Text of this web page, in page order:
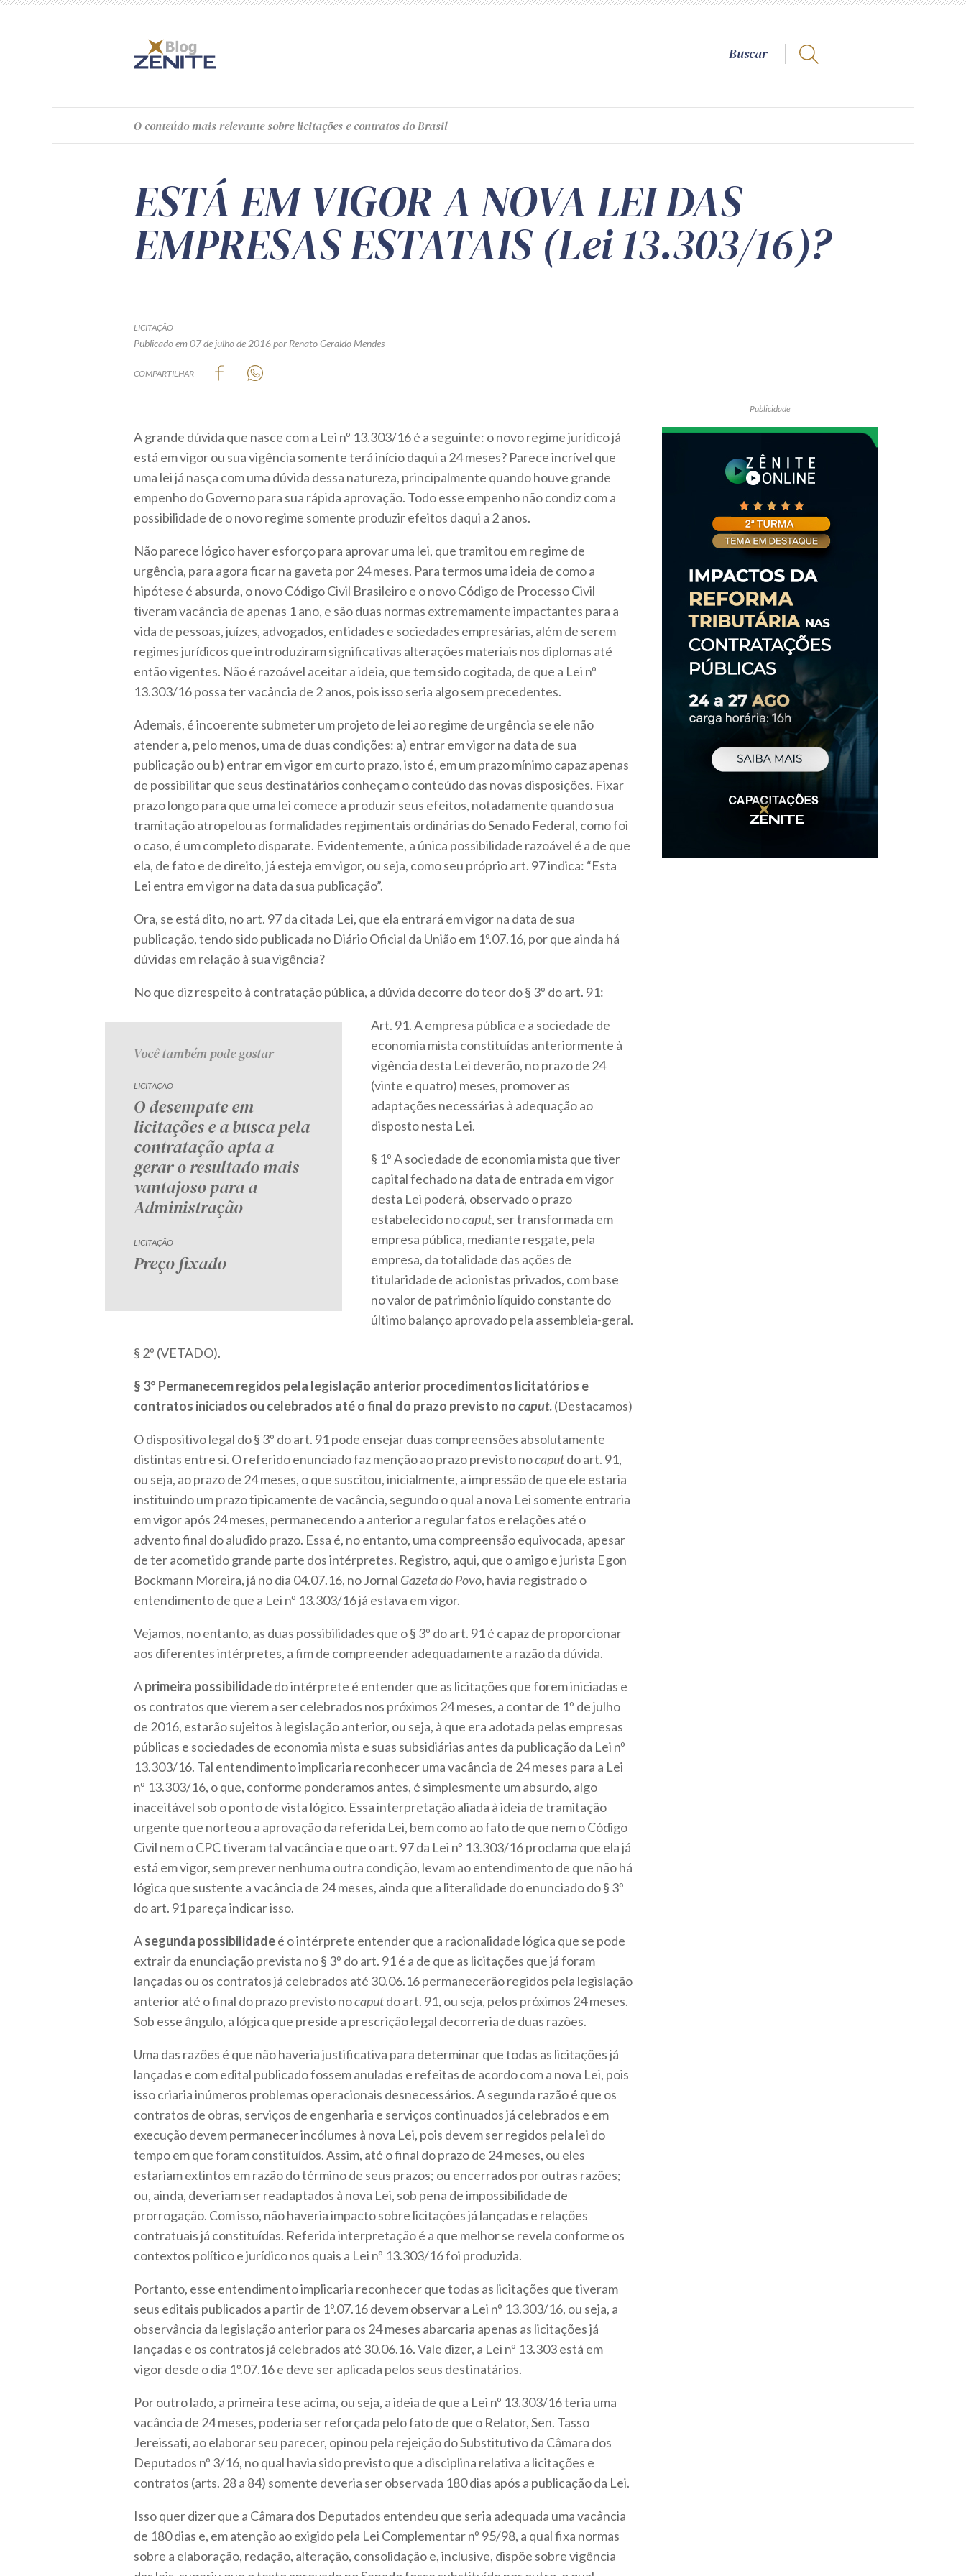
O conteúdomais relevante sobre licitações e contratos do Brasil
ESTÁ EM VIGOR A NOVA LEI DAS
EMPRESAS ESTATAIS (Lei 13.303/16)?
LICITAÇÃO
Publicado em 07 de julho de 2016por Renato Geraldo Mendes
COMPARTILHAR
A grande dúvida que nasce com a Lei nº 13.303/16 é a seguinte: o novo regime jurídico já
está em vigor ou sua vigência somente terá início daqui a 24 meses? Parece incrível que
uma lei já nasça com uma dúvida dessa natureza, principalmente quando houve grande
empenho do Governo para sua rápida aprovação. Todo esse empenho não condiz com a
possibilidade de o novo regime somente produzir efeitos daqui a 2 anos.
Não parece lógico haver esforço para aprovar uma lei, que tramitou em regime de
urgência, para agora ficar na gaveta por 24 meses. Para termos uma ideia de como a
hipótese é absurda, o novo Código Civil Brasileiro e o novo Código de Processo Civil
tiveram vacância de apenas 1 ano, e são duas normas extremamente impactantes para a
vida de pessoas, juízes, advogados, entidades e sociedades empresárias, além de serem
regimes jurídicos que introduziram significativas alterações materiais nos diplomas até
então vigentes. Não é razoável aceitar a ideia, que tem sido cogitada, de que a Lei nº
13.303/16 possa ter vacância de 2 anos, pois isso seria algo sem precedentes.
Ademais, é incoerente submeter um projeto de lei ao regime de urgência se ele não
atender a, pelo menos, uma de duas condições: a) entrar em vigor na data de sua
publicação ou b) entrar em vigor em curto prazo, isto é, em um prazo mínimo capaz apenas
de possibilitar que seus destinatários conheçam o conteúdo das novas disposições. Fixar
prazo longo para que uma lei comece a produzir seus efeitos, notadamente quando sua
tramitação atropelou as formalidades regimentais ordinárias do Senado Federal, como foi
o caso, é um completo disparate. Evidentemente, a única possibilidade razoável é a de que
ela, de fato e de direito, já esteja em vigor, ou seja, como seu próprio art. 97 indica: “Esta
Lei entra em vigor na data da sua publicação”.
Ora, se está dito, no art. 97 da citada Lei, que ela entrará em vigor na data de sua
publicação, tendo sido publicada no Diário Oficial da União em 1º.07.16, por que ainda há
dúvidas em relação à sua vigência?
No que diz respeito à contratação pública, a dúvida decorre do teor do § 3º do art. 91:
Você também pode gostar
LICITAÇÃO
O desempate em
licitações e a busca pela
contratação apta a
gerar o resultado mais
vantajoso para a
Administração
LICITAÇÃO
Preço fixado
Art. 91. A empresa pública e a sociedade de
economia mista constituídas anteriormente à
vigência desta Lei deverão, no prazo de 24
(vinte e quatro) meses, promover as
adaptações necessárias à adequação ao
disposto nesta Lei.
§ 1º A sociedade de economia mista que tiver
capital fechado na data de entrada em vigor
desta Lei poderá, observado o prazo
estabelecido nocaput, ser transformada em
empresa pública, mediante resgate, pela
empresa, da totalidade das ações de
titularidade de acionistas privados, com base
no valor de patrimônio líquido constante do
último balanço aprovado pela assembleia-geral.
§ 2º (VETADO).
§ 3º Permanecem regidos pela legislação anterior procedimentos licitatórios e
contratos iniciados ou celebrados até o final do prazo previsto nocaput.(Destacamos)
O dispositivo legal do § 3º do art. 91 pode ensejar duas compreensões absolutamente
distintas entre si. O referido enunciado faz menção ao prazo previsto nocaputdo art. 91,
ou seja, ao prazo de 24 meses, o que suscitou, inicialmente, a impressão de que ele estaria
instituindo um prazo tipicamente de vacância, segundo o qual a nova Lei somente entraria
em vigor após 24 meses, permanecendo a anterior a regular fatos e relações até o
advento final do aludido prazo. Essa é, no entanto, uma compreensão equivocada, apesar
de ter acometido grande parte dos intérpretes. Registro, aqui, que o amigo e jurista Egon
Bockmann Moreira, já no dia 04.07.16, no Jornal Gazeta do Povo, havia registrado o
entendimento de que a Lei nº 13.303/16 já estava em vigor.
Vejamos, no entanto, as duas possibilidades que o § 3º do art. 91 é capaz de proporcionar
aos diferentes intérpretes, a fim de compreender adequadamente a razão da dúvida.
Aprimeira possibilidadedo intérprete é entender que as licitações que forem iniciadas e
os contratos que vierem a ser celebrados nos próximos 24 meses, a contar de 1º de julho
de 2016, estarão sujeitos à legislação anterior, ou seja, à que era adotada pelas empresas
públicas e sociedades de economia mista e suas subsidiárias antes da publicação da Lei nº
13.303/16. Tal entendimento implicaria reconhecer uma vacância de 24 meses para a Lei
nº 13.303/16, o que, conforme ponderamos antes, é simplesmente um absurdo, algo
inaceitável sob o ponto de vista lógico. Essa interpretação aliada à ideia de tramitação
urgente que norteou a aprovação da referida Lei, bem como ao fato de que nem o Código
Civil nem o CPC tiveram tal vacância e que o art. 97 da Lei nº 13.303/16 proclama que ela já
está em vigor, sem prever nenhuma outra condição, levam ao entendimento de que não há
lógica que sustente a vacância de 24 meses, ainda que a literalidade do enunciado do § 3º
do art. 91 pareça indicar isso.
Asegunda possibilidadeé o intérprete entender que a racionalidade lógica que se pode
extrair da enunciação prevista no § 3º do art. 91 é a de que as licitações que já foram
lançadas ou os contratos já celebrados até 30.06.16 permanecerão regidos pela legislação
anterior até o final do prazo previsto nocaputdo art. 91, ou seja, pelos próximos 24 meses.
Sob esse ângulo, a lógica que preside a prescrição legal decorreria de duas razões.
Uma das razões é que não haveria justificativa para determinar que todas as licitações já
lançadas e com edital publicado fossem anuladas e refeitas de acordo com a nova Lei, pois
isso criaria inúmeros problemas operacionais desnecessários. A segunda razão é que os
contratos de obras, serviços de engenharia e serviços continuados já celebrados e em
execução devem permanecer incólumes à nova Lei, pois devem ser regidos pela lei do
tempo em que foram constituídos. Assim, até o final do prazo de 24 meses, ou eles
estariam extintos em razão do término de seus prazos; ou encerrados por outras razões;
ou, ainda, deveriam ser readaptados à nova Lei, sob pena de impossibilidade de
prorrogação. Com isso, não haveria impacto sobre licitações já lançadas e relações
contratuais já constituídas. Referida interpretação é a que melhor se revela conforme os
contextos político e jurídico nos quais a Lei nº 13.303/16 foi produzida.
Portanto, esse entendimento implicaria reconhecer que todas as licitações que tiveram
seus editais publicados a partir de 1º.07.16 devem observar a Lei nº 13.303/16, ou seja, a
observância da legislação anterior para os 24 meses abarcaria apenas as licitações já
lançadas e os contratos já celebrados até 30.06.16. Vale dizer, a Lei nº 13.303 está em
vigor desde o dia 1º.07.16 e deve ser aplicada pelos seus destinatários.
Por outro lado, a primeira tese acima, ou seja, a ideia de que a Lei nº 13.303/16 teria uma
vacância de 24 meses, poderia ser reforçada pelo fato de que o Relator, Sen. Tasso
Jereissati, ao elaborar seu parecer, opinou pela rejeição do Substitutivo da Câmara dos
Deputados nº 3/16, no qual havia sido previsto que a disciplina relativa a licitações e
contratos (arts. 28 a 84) somente deveria ser observada 180 dias após a publicação da Lei.
Isso quer dizer que a Câmara dos Deputados entendeu que seria adequada uma vacância
de 180 dias e, em atenção ao exigido pela Lei Complementar nº 95/98, a qual fixa normas
sobre a elaboração, redação, alteração, consolidação e, inclusive, dispõe sobre vigência
Publicidade